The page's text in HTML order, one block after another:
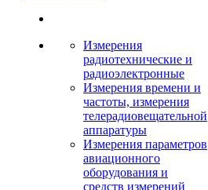
Измерения
радиотехнические и
радиоэлектронные
Измерения времени и
частоты, измерения
телерадиовещательной
аппаратуры
Измерения параметров
авиационного
оборудования и
средств измерений